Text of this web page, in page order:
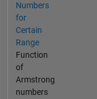
Numbers
for
Certain
Range
Function
of
Armstrong
numbers